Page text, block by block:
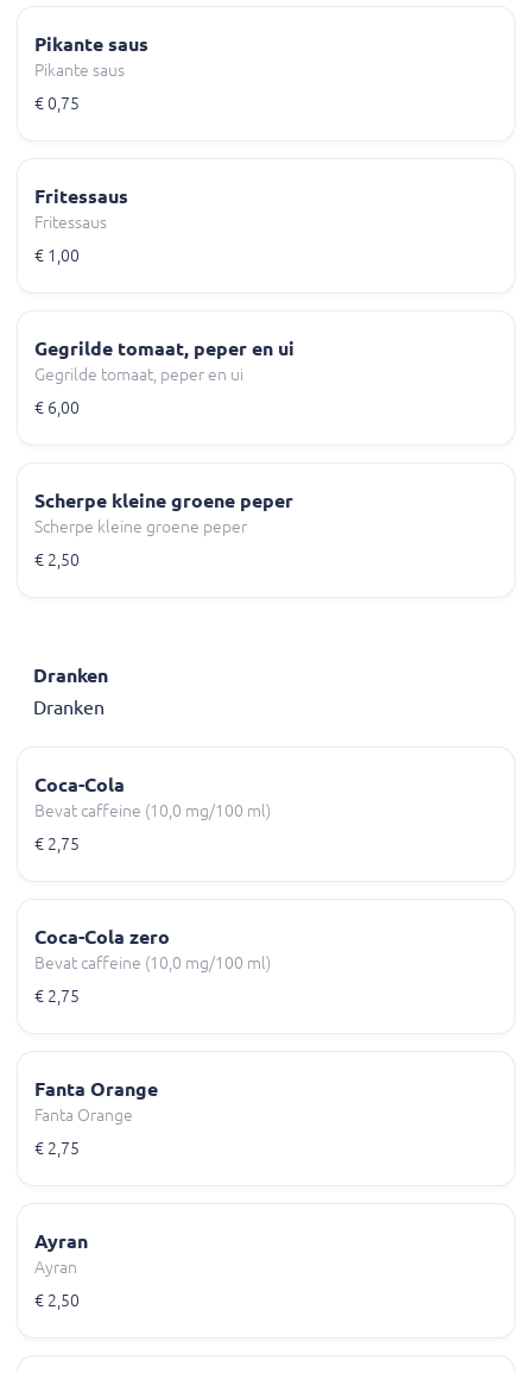
Pikante saus
Pikante saus
€ 0,75
Fritessaus
Fritessaus
€ 1,00
Gegrilde tomaat, peper en ui
Gegrilde tomaat, peper en ui
€ 6,00
Scherpe kleine groene peper
Scherpe kleine groene peper
€ 2,50
Dranken
Dranken
Coca-Cola
Bevat caffeine (10,0 mg/100 ml)
€ 2,75
Coca-Cola zero
Bevat caffeine (10,0 mg/100 ml)
€ 2,75
Fanta Orange
Fanta Orange
€ 2,75
Ayran
Ayran
€ 2,50